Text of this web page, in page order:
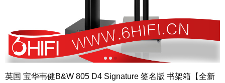
12
英国 宝华韦健B&W 805 D4 Signature 签名版 书架箱【全新